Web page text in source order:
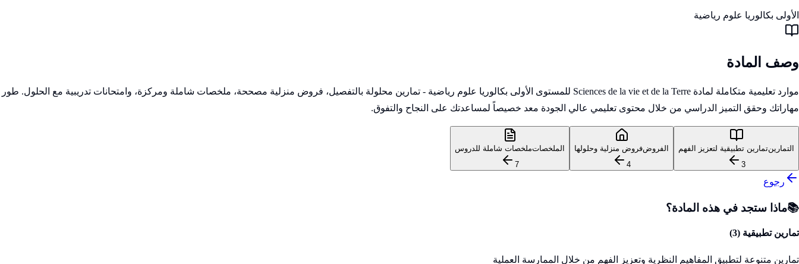
الأولى بكالوريا علوم رياضية
وصف المادة
موارد تعليمية متكاملة لمادة Sciences de la vie et de la Terre للمستوى الأولى بكالوريا علوم رياضية - تمارين محلولة بالتفصيل، فروض منزلية مصححة، ملخصات شاملة ومركزة، وامتحانات تدريبية مع الحلول. طور
مهاراتك وحقق التميز الدراسي من خلال محتوى تعليمي عالي الجودة معد خصيصاً لمساعدتك على النجاح والتفوق.
التمارينتمارين تطبيقية لتعزيز الفهم
3
الفروضفروض منزلية وحلولها
4
الملخصاتملخصات شاملة للدروس
7
رجوع
📚ماذا ستجد في هذه المادة؟
تمارين تطبيقية (3
)
تمارين متنوعة لتطبيق المفاهيم النظرية وتعزيز الفهم من خلال الممارسة العملية